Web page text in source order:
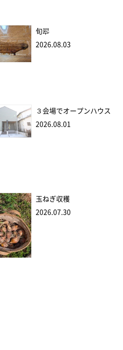
旬翆
2026.08.03
３会場でオープンハウス
2026.08.01
玉ねぎ収穫
2026.07.30